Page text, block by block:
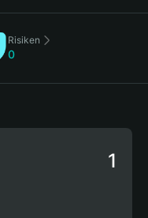
Risiken
0